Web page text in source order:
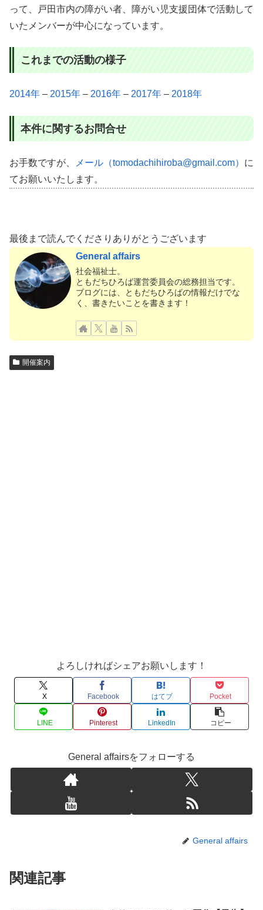
って、戸田市内の障がい者、障がい児支援団体で活動して
いたメンバーが中心になっています。
これまでの活動の様子
2014年 – 2015年 – 2016年 – 2017年 – 2018年
本件に関するお問合せ
お手数ですが、 メール（tomodachihiroba@gmail.com） に
てお願いいたします。
最後まで読んでくださりありがとうございます
General affairs
社会福祉士。
ともだちひろば運営委員会の総務担当です。
ブログには、ともだちひろばの情報だけでな
く、書きたいことを書きます！
開催案内
よろしければシェアお願いします！
X Facebook はてブ Pocket
LINE Pinterest LinkedIn コピー
General affairsをフォローする
General affairs
関連記事